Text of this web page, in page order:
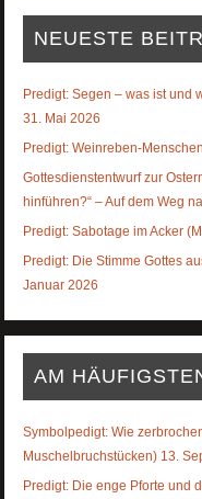
NEUESTE
Predigt: Segen – was ist und
31. Mai 2026
Predigt: Weinreben-
Gottesdienstentwurf zur
hinführen?“ – Auf dem Weg
Predigt: Sabotage im Acker
Predigt: Die Stimme Gottes
Januar 2026
AM
Symbolpedigt: Wie
Muschelbruchstücken) 13.
Predigt: Die enge Pforte und